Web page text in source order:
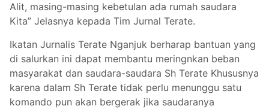
Alit, masing-masing kebetulan ada rumah saudara
Kita” Jelasnya kepada Tim Jurnal Terate.
Ikatan Jurnalis Terate Nganjuk berharap bantuan yang
di salurkan ini dapat membantu meringnkan beban
masyarakat dan saudara-saudara Sh Terate Khususnya
karena dalam Sh Terate tidak perlu menunggu satu
komando pun akan bergerak jika saudaranya